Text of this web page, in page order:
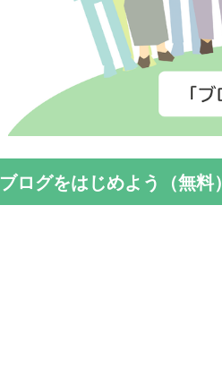
ブログをはじめよう（無料）